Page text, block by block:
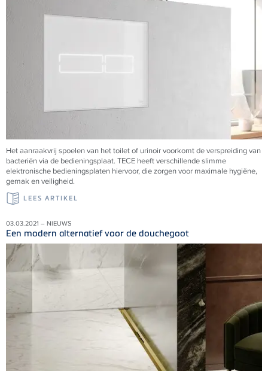
Het aanraakvrij spoelen van het toilet of urinoir voorkomt de verspreiding van
bacteriën via de bedieningsplaat. TECE heeft verschillende slimme
elektronische bedieningsplaten hiervoor, die zorgen voor maximale hygiëne,
gemak en veiligheid.
LEES ARTIKEL
03.03.2021 – NIEUWS
Een modern alternatief voor de douchegoot